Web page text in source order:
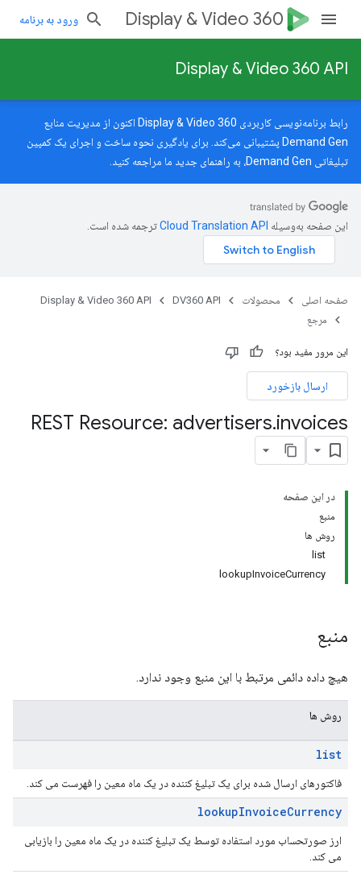
Display & Video 360 ورود به برنامه
Display & Video 360 API
رابط برنامه‌نویسی کاربردی Display & Video 360 اکنون از مدیریت منابع
Demand Gen پشتیبانی می‌کند. برای یادگیری نحوه ساخت و اجرای یک کمپین
تبلیغاتی Demand Gen، به
راهنمای جدید ما مراجعه کنید.
این صفحه به‌وسیله ترجمه شده است.
صفحه اصلی محصولات DV360 API
Display & Video 360 API
مرجع
این مرور مفید بود؟
ارسال بازخورد
REST Resource: advertisers.invoices
در این صفحه
منبع
روش ها
list
lookupInvoiceCurrency
منبع
هیچ داده دائمی مرتبط با این منبع وجود ندارد.
روش ها
list
فاکتورهای ارسال شده برای یک تبلیغ کننده در یک ماه معین را فهرست می کند.
lookupInvoiceCurrency
ارز صورتحساب مورد استفاده توسط یک تبلیغ کننده در یک ماه معین را بازیابی
می کند.